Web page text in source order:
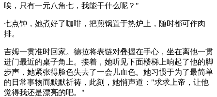
唉，只有一元八角七，我能干什么呢？"
七点钟，她煮好了咖啡，把煎锅置于热炉上，随时都可作肉
排。
吉姆一贯准时回家。德拉将表链对叠握在手心，坐在离他一贯
进门最近的桌子角上。接着，她听见下面楼梯上响起了他的脚
步声，她紧张得脸色失去了一会儿血色。她习惯于为了最简单
的日常事物而默默祈祷，此刻，她悄声道："求求上帝，让他
觉得我还是漂亮的吧。"